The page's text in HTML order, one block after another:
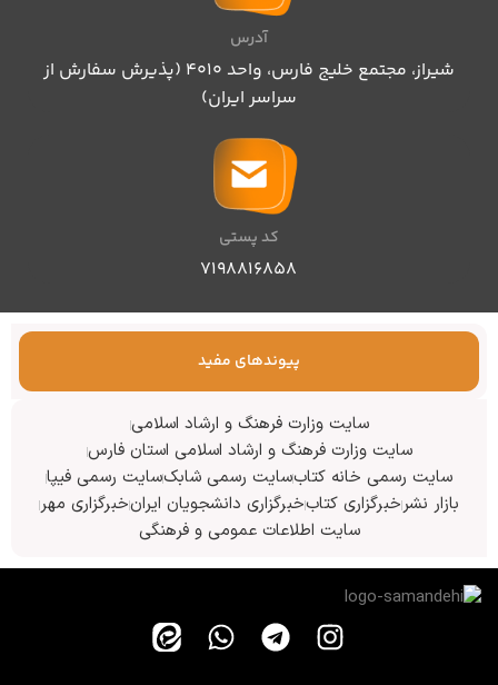
آدرس
شیراز، مجتمع خلیج فارس، واحد ۴۰۱۰ (پذیرش سفارش از
سراسر ایران)
کد پستی
۷۱۹۸۸۱۶۸۵۸
پیوندهای مفید
سایت وزارت فرهنگ و ارشاد اسلامی
سایت وزارت فرهنگ و ارشاد اسلامی استان فارس
سایت رسمی خانه کتابسایت رسمی شابکسایت رسمی فیپا
بازار نشرخبرگزاری کتابخبرگزاری دانشجویان ایرانخبرگزاری مهر
سایت اطلاعات عمومی و فرهنگی